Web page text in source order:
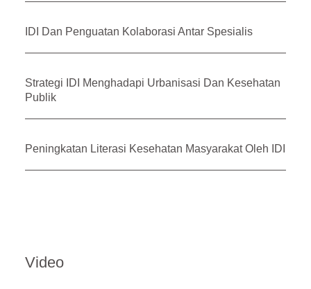
IDI Dan Penguatan Kolaborasi Antar Spesialis
Strategi IDI Menghadapi Urbanisasi Dan Kesehatan
Publik
Peningkatan Literasi Kesehatan Masyarakat Oleh IDI
Video